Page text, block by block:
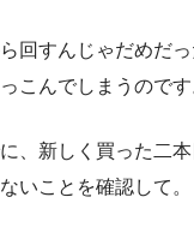
回すんじゃだめだ
こんでしまうのです
、新しく買った二
いことを確認して。